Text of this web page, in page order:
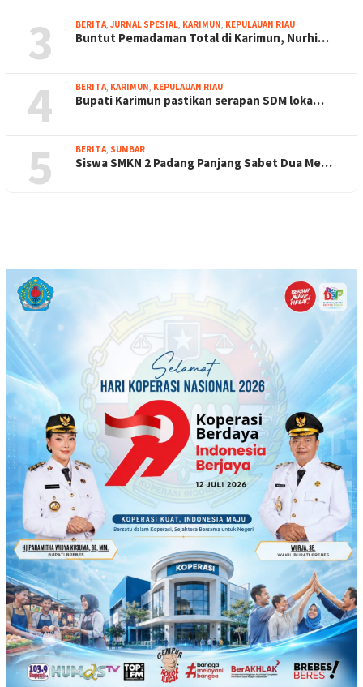
3 BERITA, JURNAL SPESIAL, KARIMUN, KEPULAUAN RIAU
Buntut Pemadaman Total di Karimun, Nurhi…
4 BERITA, KARIMUN, KEPULAUAN RIAU
Bupati Karimun pastikan serapan SDM loka…
5 BERITA, SUMBAR
Siswa SMKN 2 Padang Panjang Sabet Dua Me…